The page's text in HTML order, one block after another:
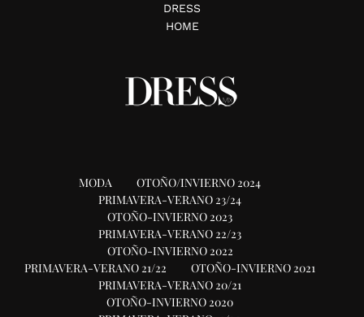
DRESS
HOME
MODA
OTOÑO/INVIERNO 2024
PRIMAVERA-VERANO 23/24
OTOÑO-INVIERNO 2023
PRIMAVERA-VERANO 22/23
OTOÑO-INVIERNO 2022
PRIMAVERA-VERANO 21/22
OTOÑO-INVIERNO 2021
PRIMAVERA-VERANO 20/21
OTOÑO-INVIERNO 2020